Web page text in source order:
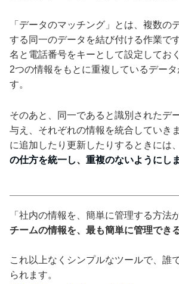
「データのマッチング」とは、複数の
する同一のデータを結び付ける作業で
名と電話番号をキーとして設定してお
2つの情報をもとに重複しているデー
す。
そのあと、同一であると識別されたデ
与え、それぞれの情報を統合していき
に追加したり更新したりするときには、
の仕方を統一し、重複のないようにし
「社内の情報を、簡単に管理する方法
チームの情報を、最も簡単に管理でき
これ以上なくシンプルなツールで、誰
られます。